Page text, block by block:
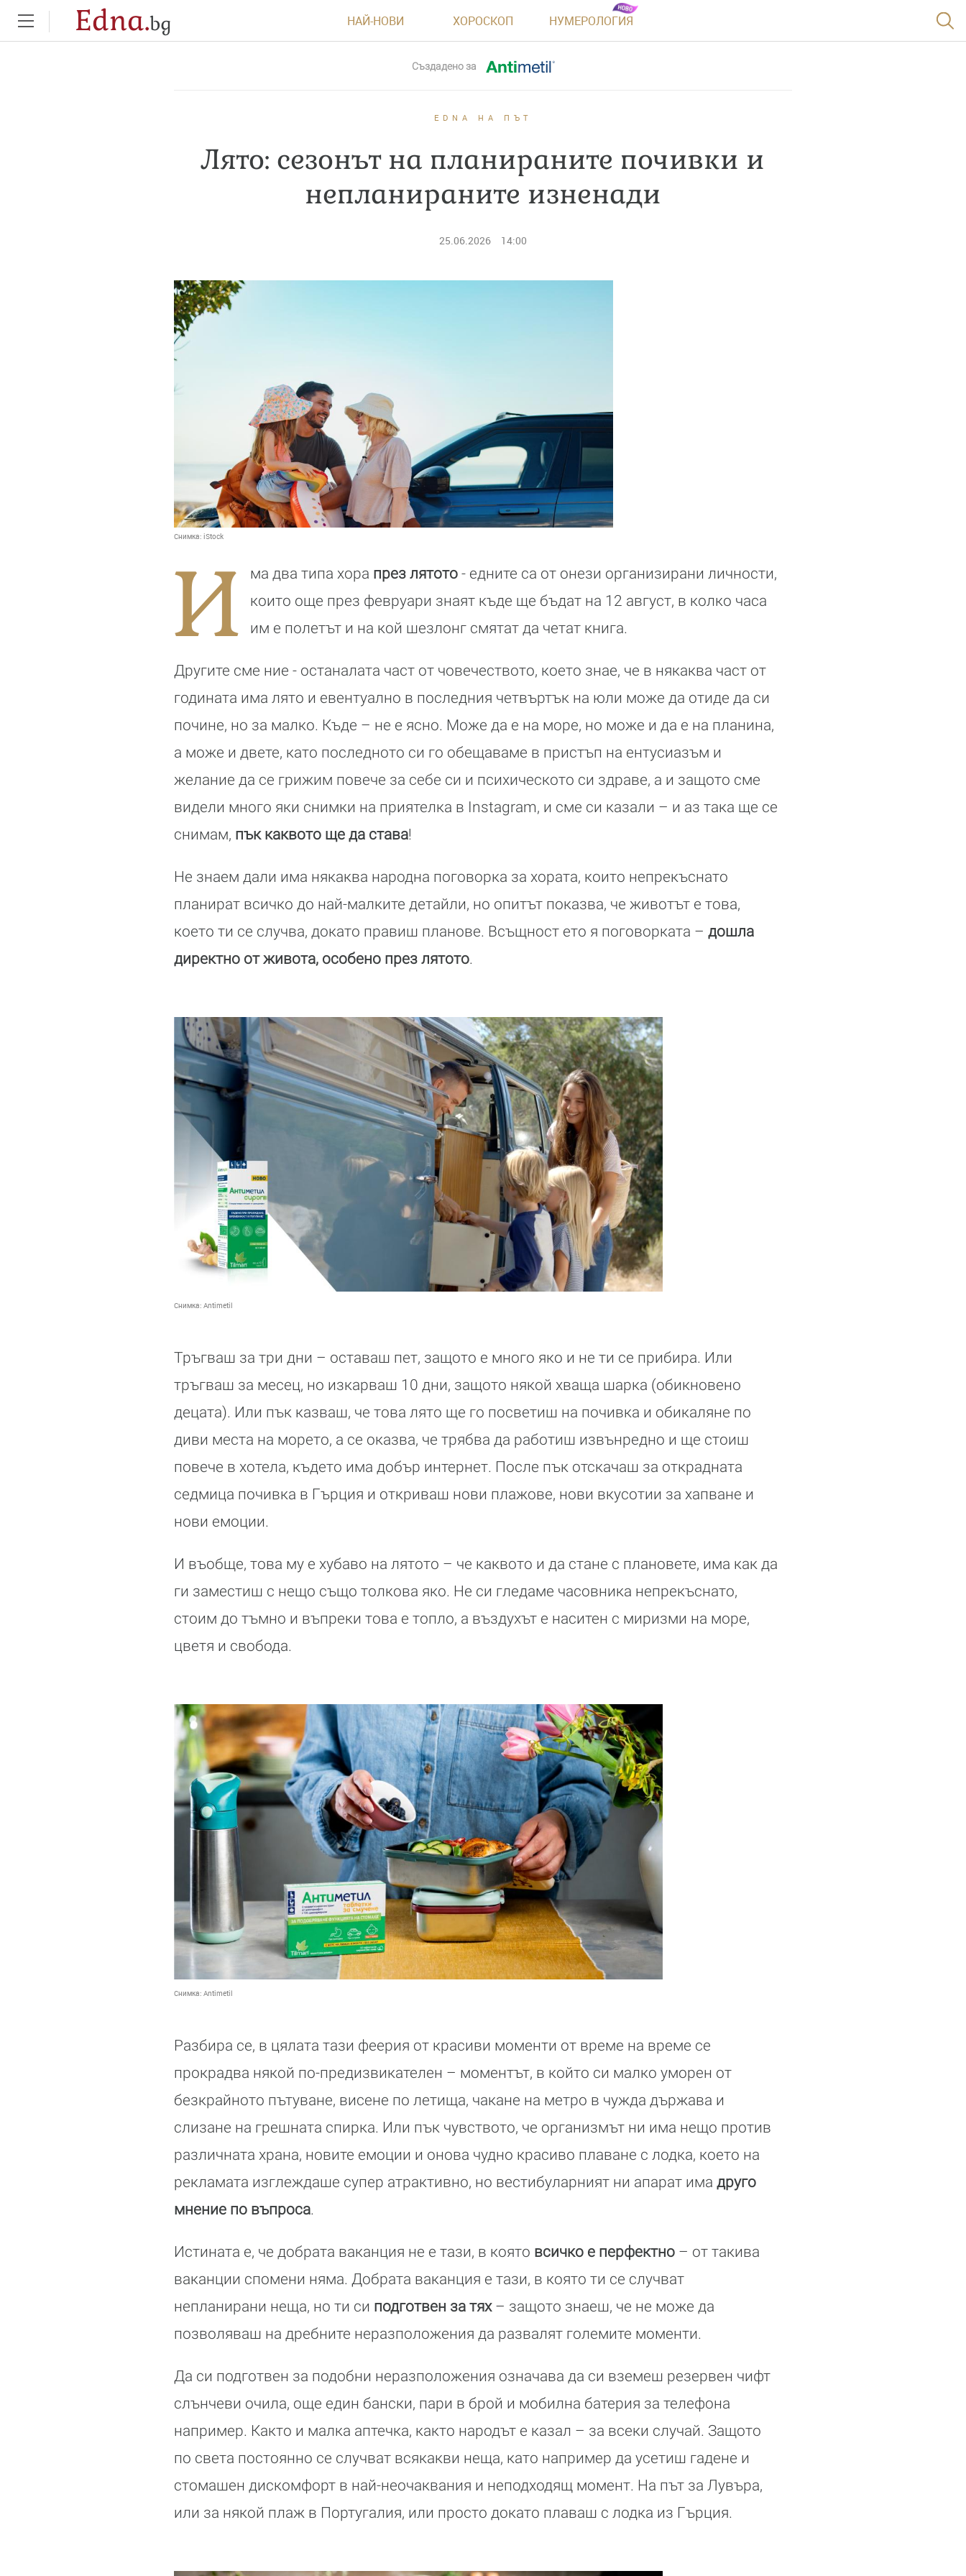
Edna.bg НАЙ-НОВИ ХОРОСКОП НУМЕРОЛОГИЯ
Създадено за
EDNA НА ПЪТ
Лято: сезонът на планираните почивки и
непланираните изненади
25.06.2026 14:00
Снимка: iStock
И ма два типа хора през лятото - едните са от онези организирани личности,
които още през февруари знаят къде ще бъдат на 12 август, в колко часа
им е полетът и на кой шезлонг смятат да четат книга.
Другите сме ние - останалата част от човечеството, което знае, че в някаква част от
годината има лято и евентуално в последния четвъртък на юли може да отидe да си
почине, но за малко. Къде – не е ясно. Може да е на море, но може и да е на планина,
а може и двете, като последното си го обещаваме в пристъп на ентусиазъм и
желание да се грижим повече за себе си и психическото си здраве, а и защото сме
видели много яки снимки на приятелка в Instagram, и сме си казали – и аз така ще се
снимам, пък каквото ще да става!
Не знаем дали има някаква народна поговорка за хората, които непрекъснато
планират всичко до най-малките детайли, но опитът показва, че животът е това,
което ти се случва, докато правиш планове. Всъщност ето я поговорката – дошла
директно от живота, особено през лятото.
Снимка: Antimetil
Тръгваш за три дни – оставаш пет, защото е много яко и не ти се прибира. Или
тръгваш за месец, но изкарваш 10 дни, защото някой хваща шарка (обикновено
децата). Или пък казваш, че това лято ще го посветиш на почивка и обикаляне по
диви места на морето, а се оказва, че трябва да работиш извънредно и ще стоиш
повече в хотела, където има добър интернет. После пък отскачаш за открадната
седмица почивка в Гърция и откриваш нови плажове, нови вкусотии за хапване и
нови емоции.
И въобще, това му е хубаво на лятото – че каквото и да стане с плановете, има как да
ги заместиш с нещо също толкова яко. Не си гледаме часовника непрекъснато,
стоим до тъмно и въпреки това е топло, а въздухът е наситен с миризми на море,
цветя и свобода.
Снимка: Antimetil
Разбира се, в цялата тази феерия от красиви моменти от време на време се
прокрадва някой по-предизвикателен – моментът, в който си малко уморен от
безкрайното пътуване, висене по летища, чакане на метро в чужда държава и
слизане на грешната спирка. Или пък чувството, че организмът ни има нещо против
различната храна, новите емоции и онова чудно красиво плаване с лодка, което на
рекламата изглеждаше супер атрактивно, но вестибуларният ни апарат има друго
мнение по въпроса.
Истината е, че добрата ваканция не е тази, в която всичко е перфектно – от такива
ваканции спомени няма. Добрата ваканция е тази, в която ти се случват
непланирани неща, но ти си подготвен за тях– защото знаеш, че не може да
позволяваш на дребните неразположения да развалят големите моменти.
Да си подготвен за подобни неразположения означава да си вземеш резервен чифт
слънчеви очила, още един бански, пари в брой и мобилна батерия за телефона
например. Както и малка аптечка, както народът е казал – за всеки случай. Защото
по света постоянно се случват всякакви неща, като например да усетиш гадене и
стомашен дискомфорт в най-неочаквания и неподходящ момент. На път за Лувъра,
или за някой плаж в Португалия, или просто докато плаваш с лодка из Гърция.